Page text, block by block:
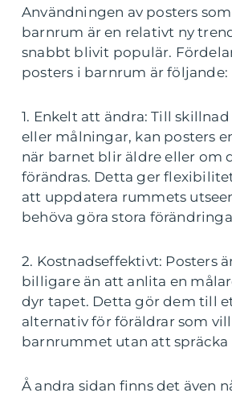
Användningen av posters
barnrum är en relativt ny
snabbt blivit populär.
posters i barnrum är följande:
1. Enkelt att ändra: Till
eller målningar, kan posters
när barnet blir äldre eller om
förändras. Detta ger
att uppdatera rummets
behöva göra stora
2. Kostnadseffektivt: Posters
billigare än att anlita en
dyr tapet. Detta gör dem till
alternativ för föräldrar som
barnrummet utan att spräcka
Å andra sidan finns det även